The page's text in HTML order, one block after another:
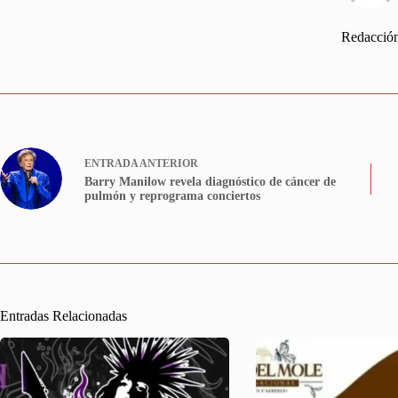
ENTRADAANTERIOR
Barry Manilow revela diagnóstico de cáncer de
pulmón y reprograma conciertos
Entradas Relacionadas